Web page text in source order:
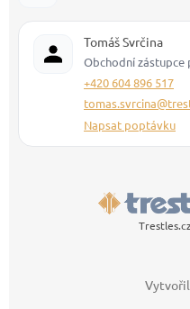
Tomáš Svrčina
Obchodní zástupce
+420 604 896 517
Napsat poptávku
Trestles.cz